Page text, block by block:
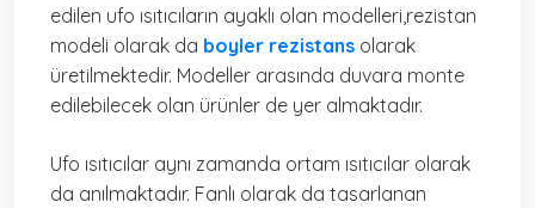
edilen ufo ısıtıcıların ayaklı olan modelleri,rezistan
modeli olarak da boyler rezistans olarak
üretilmektedir. Modeller arasında duvara monte
edilebilecek olan ürünler de yer almaktadır.
Ufo ısıtıcılar aynı zamanda ortam ısıtıcılar olarak
da anılmaktadır. Fanlı olarak da tasarlanan